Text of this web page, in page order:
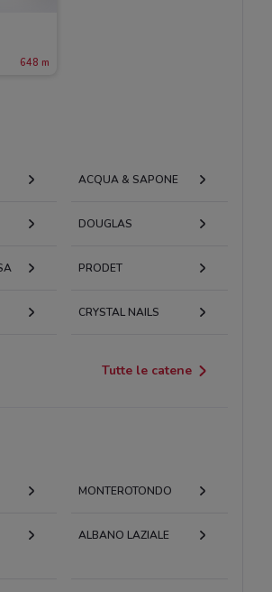
648 m
ACQUA & SAPONE
DOUGLAS
PRODET
CRYSTAL NAILS
Tutte le catene
MONTEROTONDO
ALBANO LAZIALE